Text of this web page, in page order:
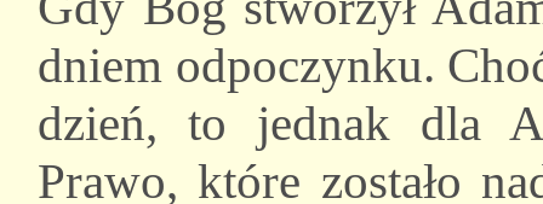
dniem odpoczynku.
dzień, to jednak dla
Prawo, które zostało